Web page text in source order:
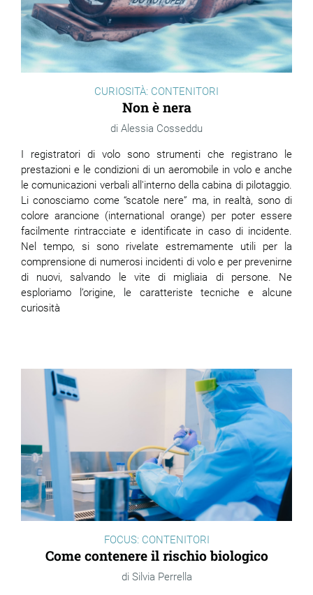
CURIOSITÀ: CONTENITORI
Non è nera
Alessia Cosseddu
I registratori di volo sono strumenti che registrano le
prestazioni e le condizioni di un aeromobile in volo e anche
le comunicazioni verbali all'interno della cabina di pilotaggio.
Li conosciamo come “scatole nere” ma, in realtà, sono di
colore arancione (international orange) per poter essere
facilmente rintracciate e identificate in caso di incidente.
Nel tempo, si sono rivelate estremamente utili per la
comprensione di numerosi incidenti di volo e per prevenirne
di nuovi, salvando le vite di migliaia di persone. Ne
esploriamo l’origine, le caratteriste tecniche e alcune
curiosità
FOCUS: CONTENITORI
Come contenere il rischio biologico
Silvia Perrella